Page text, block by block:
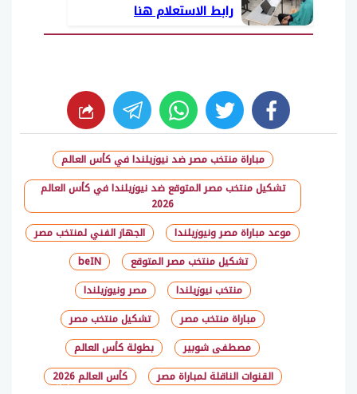
رابط الاستعلام هنا
facebook
twitter
whats
شارك
مباراة منتخب مصر ضد نيوزيلندا في كأس العالم
تشكيل منتخب مصر المتوقع ضد نيوزيلندا في كأس العالم
2026
موعد مباراة مصر ونيوزيلندا
الجهاز الفني لمنتخب مصر
تشكيل منتخب مصر المتوقع
beIN
منتخب نيوزيلندا
مصر ونيوزيلندا
مباراة منتخب مصر
تشكيل منتخب مصر
مصطفى شوبير
بطولة كأس العالم
القنوات الناقلة لمباراة مصر
كأس العالم 2026